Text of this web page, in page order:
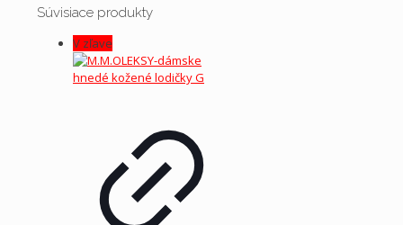
Súvisiace produkty
V zľave